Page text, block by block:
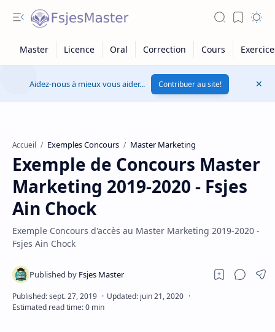
Aidez-nous à mieux vous aider... Contribuer au site!
Accueil Exemples Concours Master Marketing
Exemple de Concours Master
Marketing 2019-2020 - Fsjes
Ain Chock
Exemple Concours d'accès au Master Marketing 2019-2020 -
Fsjes Ain Chock